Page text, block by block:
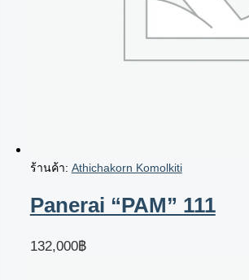
ร้านค้า: Athichakorn Komolkiti
Panerai “PAM” 111
132,000฿